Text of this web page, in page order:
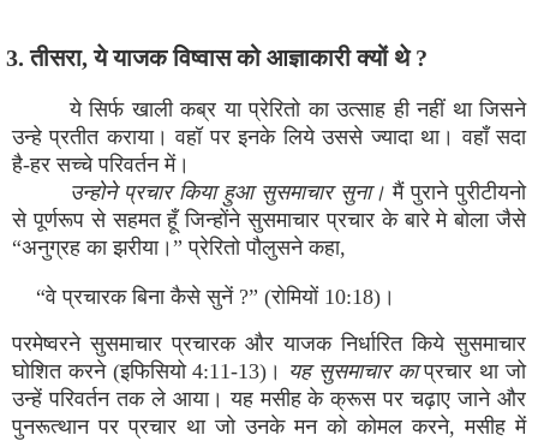
3. तीसरा, ये याजक विष्‍वास को आज्ञाकारी क्‍यों थे ?
ये सिर्फ खाली कब्र या प्रेरितो का उत्‍साह ही नहीं था जिसने
उन्‍हे प्रतीत कराया। वहॉ पर इनके लिये उससे ज्‍यादा था। वहाँ सदा
है-हर सच्‍चे परिवर्तन में।
उन्‍होने प्रचार किया हुआ सुसमाचार सुना।मैं पुराने पुरीटीयनो
से पूर्णरूप से सहमत हूँ जिन्‍होंने सुसमाचार प्रचार के बारे मे बोला जैसे
“अनुग्रह का झरीया।” प्रेरितो पौलुसने कहा,
“वे प्रचारक बिना कैसे सुनें ?” (रोमियों 10:18)।
परमेष्‍वरने सुसमाचार प्रचारक और याजक निर्धारित किये सुसमाचार
घोशित करने (इफिसियो 4:11-13)। यह सुसमाचार काप्रचार था जो
उन्‍हें परिवर्तन तक ले आया। यह मसीह के क्रूस पर चढ़ाए जाने और
पुनरूत्‍थान पर प्रचार था जो उनके मन को कोमल करने, मसीह में